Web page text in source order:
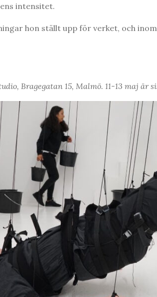
intensitet.
hon ställt upp för verket, och
Bragegatan 15, Malmö. 11-13 maj är